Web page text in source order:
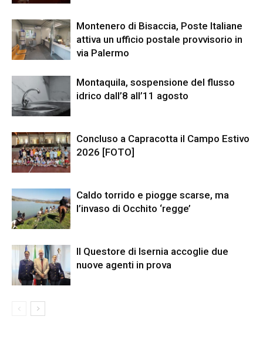
Montenero di Bisaccia, Poste Italiane
attiva un ufficio postale provvisorio in
via Palermo
Montaquila, sospensione del flusso
idrico dall’8 all’11 agosto
Concluso a Capracotta il Campo Estivo
2026 [FOTO]
Caldo torrido e piogge scarse, ma
l’invaso di Occhito ‘regge’
Il Questore di Isernia accoglie due
nuove agenti in prova